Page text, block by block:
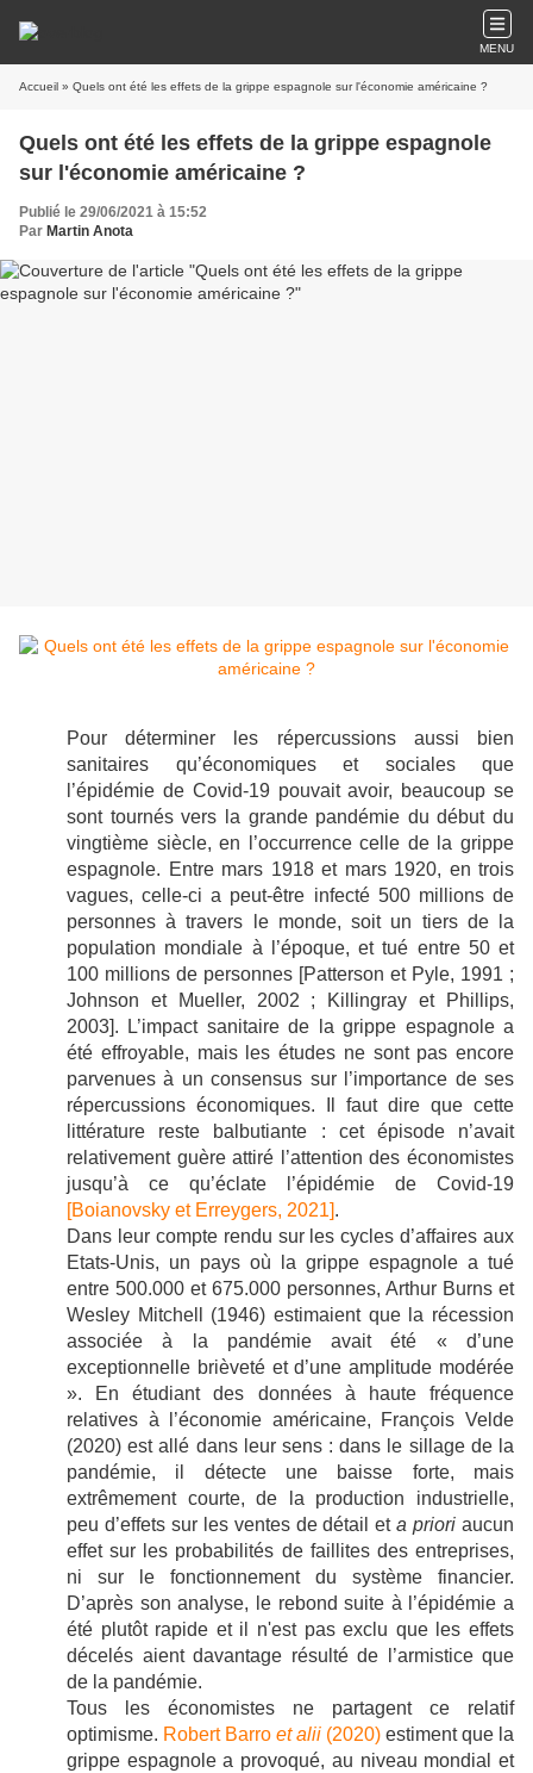
MENU
Accueil » Quels ont été les effets de la grippe espagnole sur l'économie américaine ?
Quels ont été les effets de la grippe espagnole
sur l'économie américaine ?
Publié le 29/06/2021 à 15:52
Par Martin Anota
Pour déterminer les répercussions aussi bien
sanitaires qu’économiques et sociales que
l’épidémie de Covid-19 pouvait avoir, beaucoup se
sont tournés vers la grande pandémie du début du
vingtième siècle, en l’occurrence celle de la grippe
espagnole. Entre mars 1918 et mars 1920, en trois
vagues, celle-ci a peut-être infecté 500 millions de
personnes à travers le monde, soit un tiers de la
population mondiale à l’époque, et tué entre 50 et
100 millions de personnes [Patterson et Pyle, 1991 ;
Johnson et Mueller, 2002 ; Killingray et Phillips,
2003]. L’impact sanitaire de la grippe espagnole a
été effroyable, mais les études ne sont pas encore
parvenues à un consensus sur l’importance de ses
répercussions économiques. Il faut dire que cette
littérature reste balbutiante : cet épisode n’avait
relativement guère attiré l’attention des économistes
jusqu’à ce qu’éclate l’épidémie de Covid-19
[Boianovsky et Erreygers, 2021].
Dans leur compte rendu sur les cycles d’affaires aux
Etats-Unis, un pays où la grippe espagnole a tué
entre 500.000 et 675.000 personnes, Arthur Burns et
Wesley Mitchell (1946) estimaient que la récession
associée à la pandémie avait été « d’une
exceptionnelle brièveté et d’une amplitude modérée
». En étudiant des données à haute fréquence
relatives à l’économie américaine, François Velde
(2020) est allé dans leur sens : dans le sillage de la
pandémie, il détecte une baisse forte, mais
extrêmement courte, de la production industrielle,
peu d’effets sur les ventes de détail eta priori aucun
effet sur les probabilités de faillites des entreprises,
ni sur le fonctionnement du système financier.
D’après son analyse, le rebond suite à l’épidémie a
été plutôt rapide et il n'est pas exclu que les effets
décelés aient davantage résulté de l’armistice que
de la pandémie.
Tous les économistes ne partagent ce relatif
optimisme. Robert Barro et alii (2020) estiment que la
grippe espagnole a provoqué, au niveau mondial et